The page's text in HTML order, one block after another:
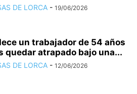
DE LORCA - 19/06/2026
un trabajador de 54 años
quedar atrapado bajo una...
DE LORCA - 12/06/2026